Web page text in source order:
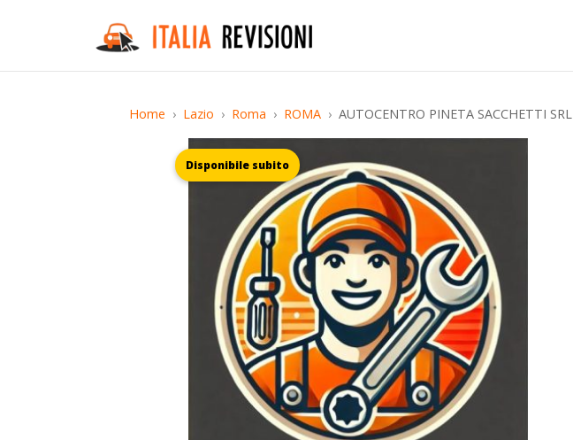
Home Lazio Roma ROMA AUTOCENTRO PINETA SACCHETTI SRL